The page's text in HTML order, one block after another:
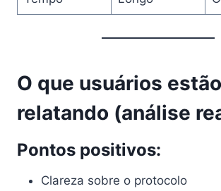
O que usuários estão
relatando (análise
Pontos positivos:
Clareza sobre o protocolo